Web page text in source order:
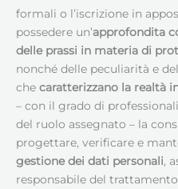
formali o l’iscrizione in
possedere un’approfondita
delle prassi in materia di
nonché delle peculiarità e
che caratterizzano la realtà
– con il grado di
del ruolo assegnato – la
progettare, verificare e
gestione dei dati personali,
responsabile del